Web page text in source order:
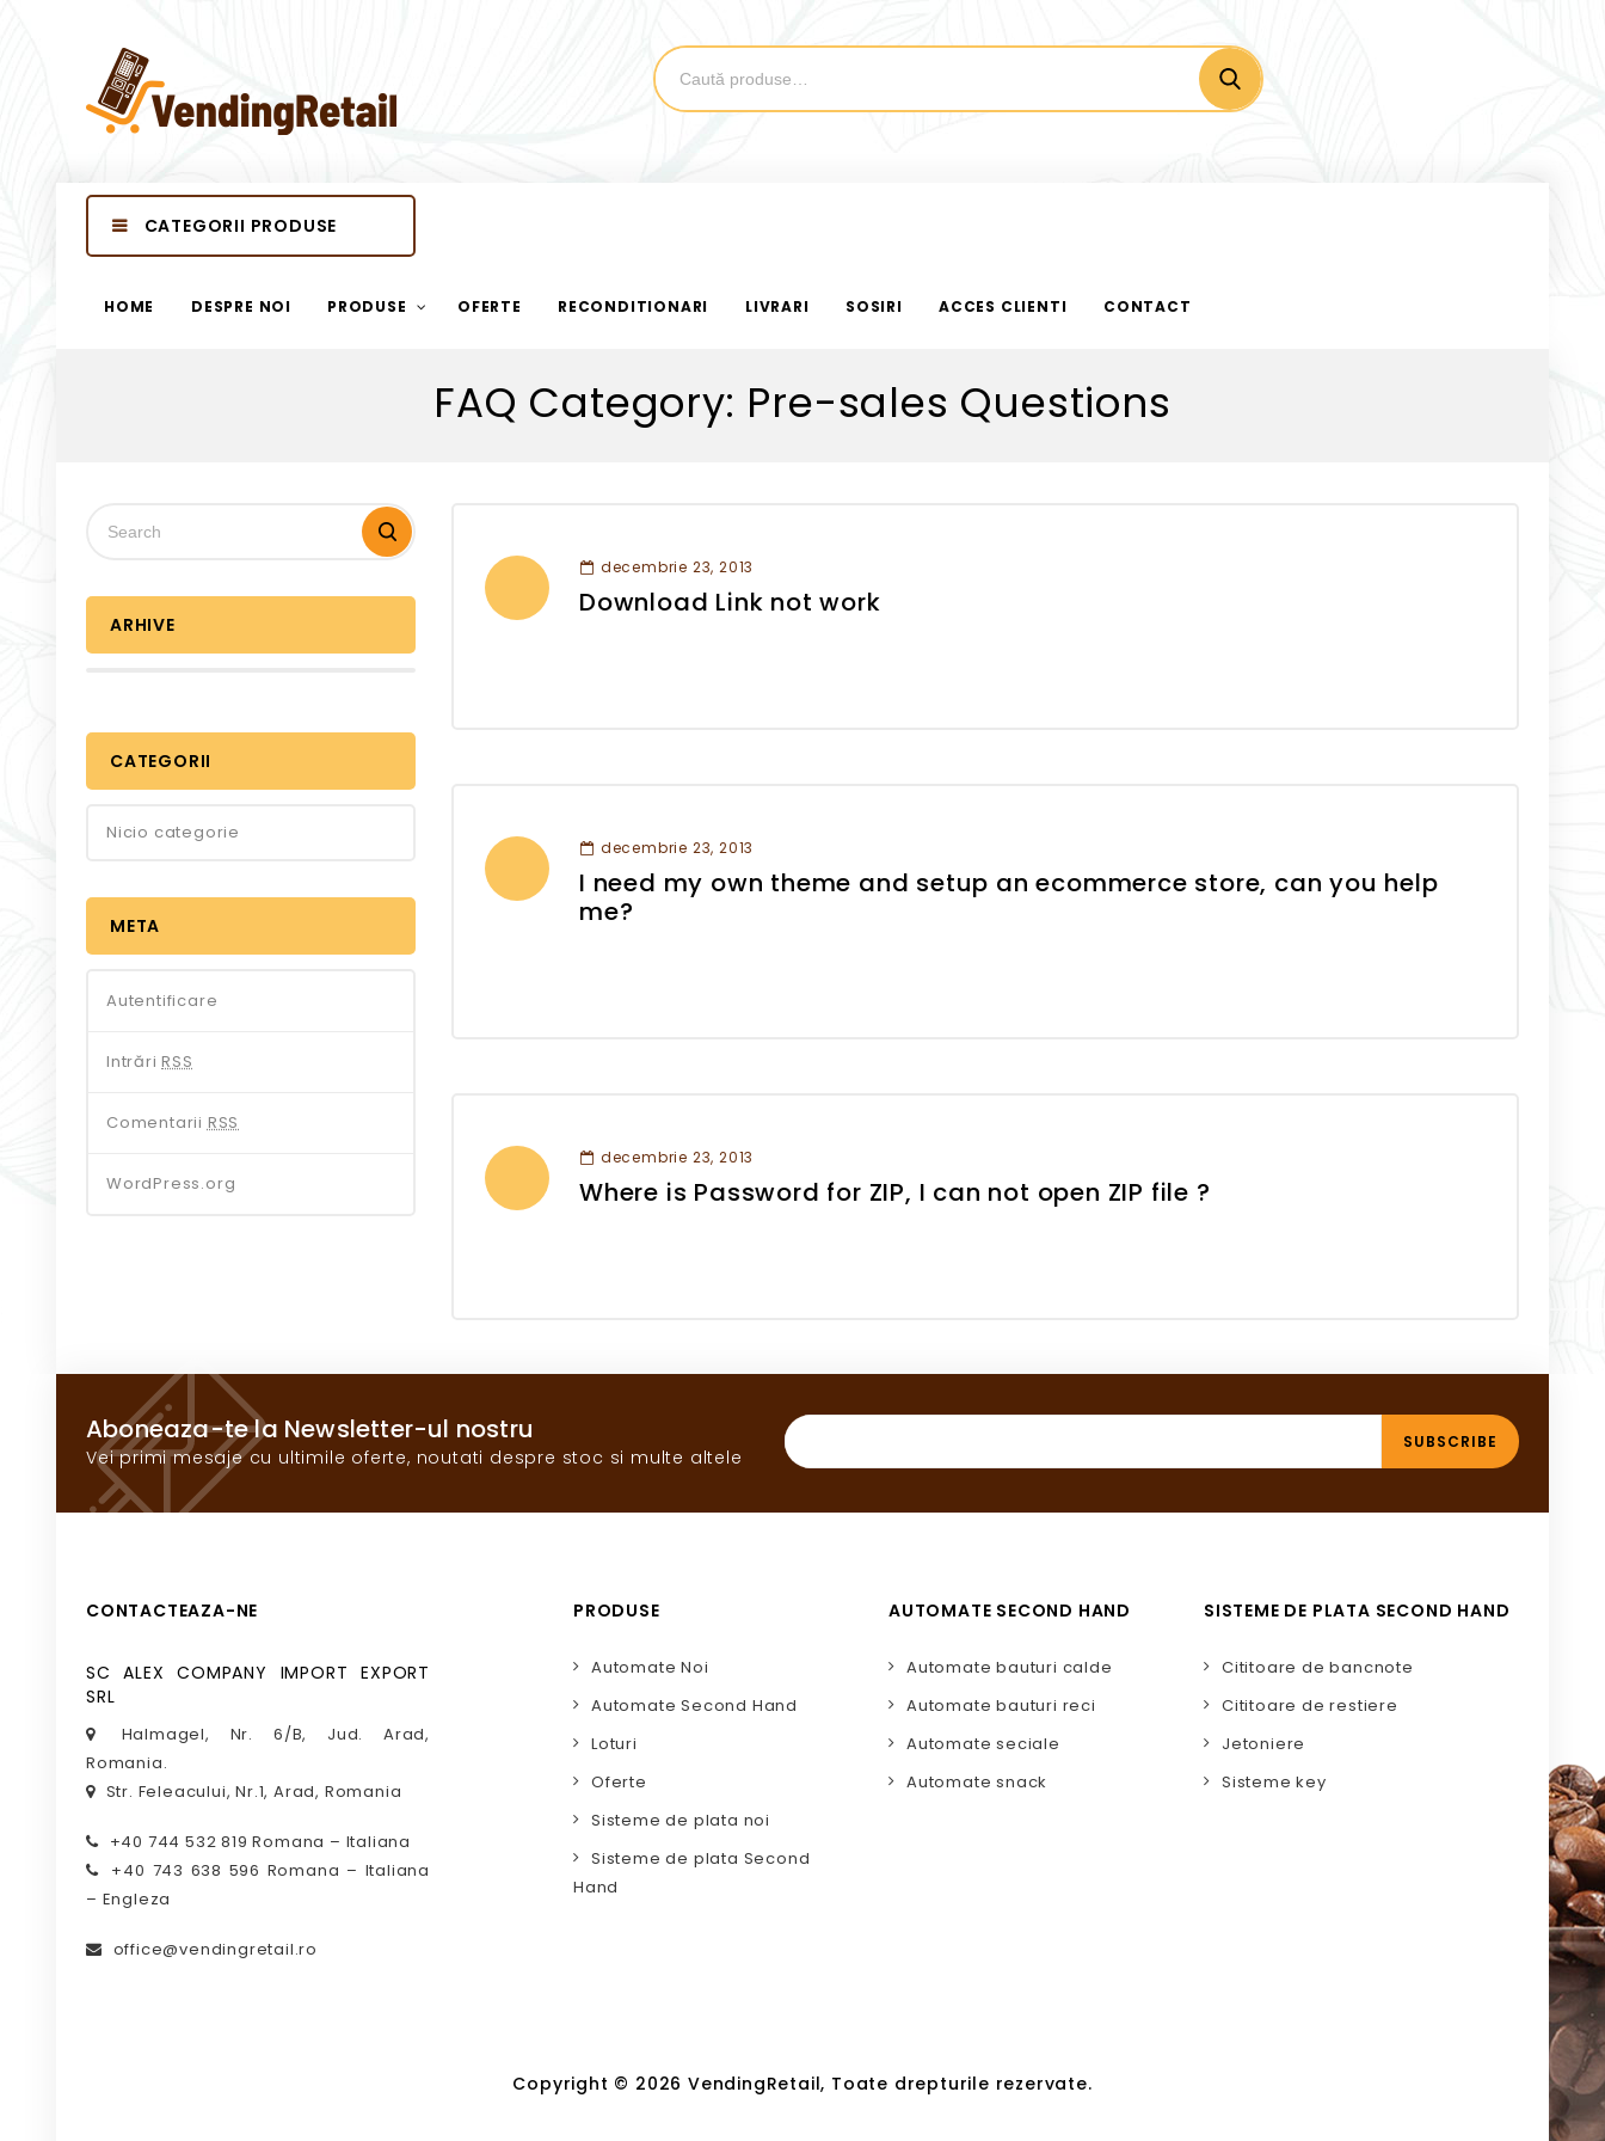
CATEGORII PRODUSE
HOME DESPRE NOI PRODUSE OFERTE RECONDITIONARI LIVRARI SOSIRI ACCES CLIENTI CONTACT
FAQ Category: Pre-sales Questions
decembrie 23, 2013
Download Link not work
decembrie 23, 2013
I need my own theme and setup an ecommerce store, can you help
me?
decembrie 23, 2013
Where is Password for ZIP, I can not open ZIP file ?
ARHIVE
CATEGORII
Nicio categorie
META
Autentificare
Intrări RSS
Comentarii RSS
WordPress.org
Aboneaza-te la Newsletter-ul nostru
Vei primi mesaje cu ultimile oferte, noutati despre stoc si multe altele
CONTACTEAZA-NE
SC ALEX COMPANY IMPORT EXPORT
SRL
Halmagel, Nr. 6/B, Jud. Arad,
Romania.
Str. Feleacului, Nr.1, Arad, Romania
+40 744 532 819 Romana – Italiana
+40 743 638 596 Romana – Italiana
– Engleza
office@vendingretail.ro
PRODUSE
Automate Noi
Automate Second Hand
Loturi
Oferte
Sisteme de plata noi
Sisteme de plata Second
Hand
AUTOMATE SECOND HAND
Automate bauturi calde
Automate bauturi reci
Automate seciale
Automate snack
SISTEME DE PLATA SECOND HAND
Cititoare de bancnote
Cititoare de restiere
Jetoniere
Sisteme key
Copyright © 2026 VendingRetail, Toate drepturile rezervate.